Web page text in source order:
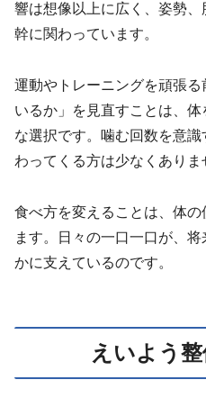
響は想像以上に広く、姿勢
幹に関わっています。
運動やトレーニングを頑張
いるか」を見直すことは、
な選択です。噛む回数を意
わってくる方は少なくありま
食べ方を変えることは、体
ます。日々の一口一口が、
かに支えているのです。
えいよう